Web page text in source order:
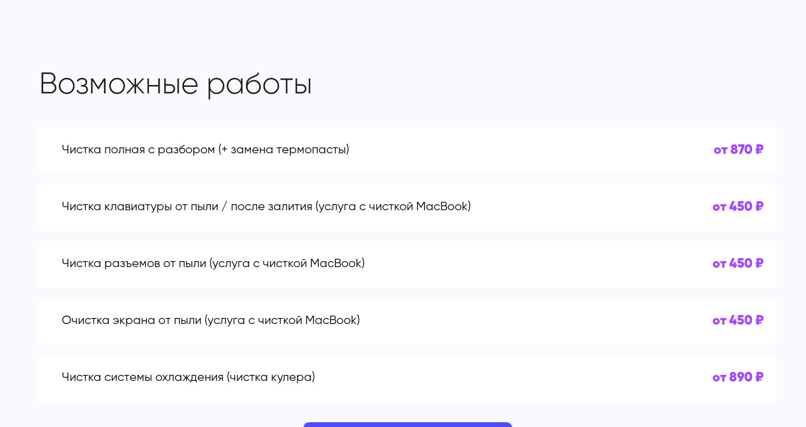
Возможные работы
Чистка полная с разбором (+ замена термопасты) от 870 ₽
Чистка клавиатуры от пыли / после залития (услуга с чисткой MacBook) от 450 ₽
Чистка разъемов от пыли (услуга с чисткой MacBook) от 450 ₽
Очистка экрана от пыли (услуга с чисткой MacBook) от 450 ₽
Чистка системы охлаждения (чистка кулера) от 890 ₽